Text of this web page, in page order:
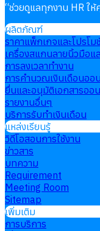
“ช่วยดูแลทุกงาน HR ให้
ผลิตภัณฑ์
ราคาแพ็กเกจและโปรโม
เครื่องสแกนลายนิ้วมือแ
การลงเวลาทำงาน
การคำนวณเงินเดือนออ
ยื่นและอนุมัติเอกสารออ
รายงานอื่นๆ
บริการรับทำเงินเดือน
แหล่งเรียนรู้
วิดีโอสอนการใช้งาน
ข่าวสาร
บทความ
Requirement
Meeting Room
Sitemap
เพิ่มเติม
การบริการ